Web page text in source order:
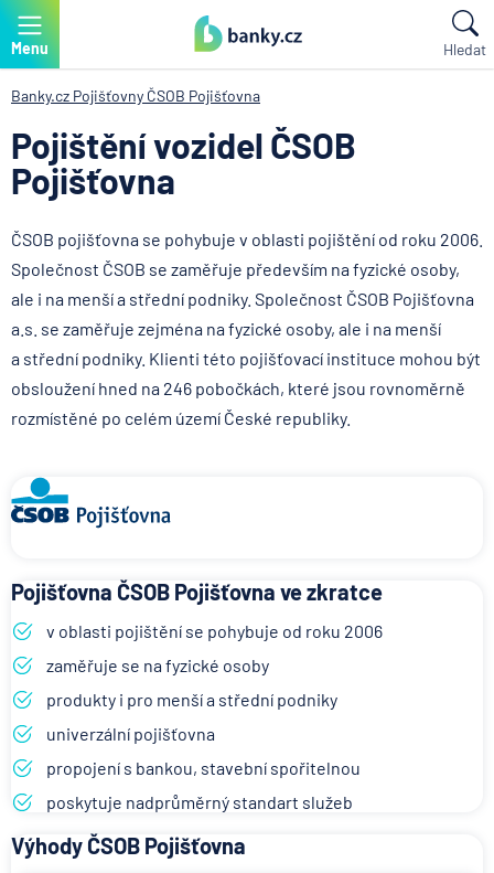
Menu Hledat
Banky.cz Pojišťovny ČSOB Pojišťovna
Pojištění vozidel ČSOB
Pojišťovna
ČSOB pojišťovna se pohybuje v oblasti pojištění od roku 2006.
Společnost ČSOB se zaměřuje především na fyzické osoby,
ale i na menší a střední podniky. Společnost ČSOB Pojišťovna
a.s. se zaměřuje zejména na fyzické osoby, ale i na menší
a střední podniky. Klienti této pojišťovací instituce mohou být
obsloužení hned na 246 pobočkách, které jsou rovnoměrně
rozmístěné po celém území České republiky.
Pojišťovna ČSOB Pojišťovna ve zkratce
v oblasti pojištění se pohybuje od roku 2006
zaměřuje se na fyzické osoby
produkty i pro menší a střední podniky
univerzální pojišťovna
propojení s bankou, stavební spořitelnou
poskytuje nadprůměrný standart služeb
Výhody ČSOB Pojišťovna